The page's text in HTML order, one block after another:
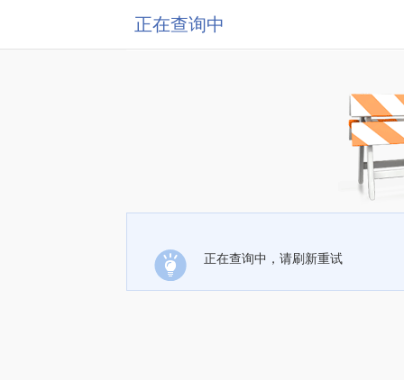
正在查询中
正在查询中，请刷新重试